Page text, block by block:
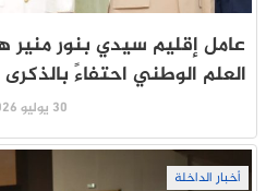
عامل إقليم سيدي بنور منير
العلم الوطني احتفاءً بالذكرى الـ27 لعيد العرش
30 يوليو 2026
أخبار الداخلة